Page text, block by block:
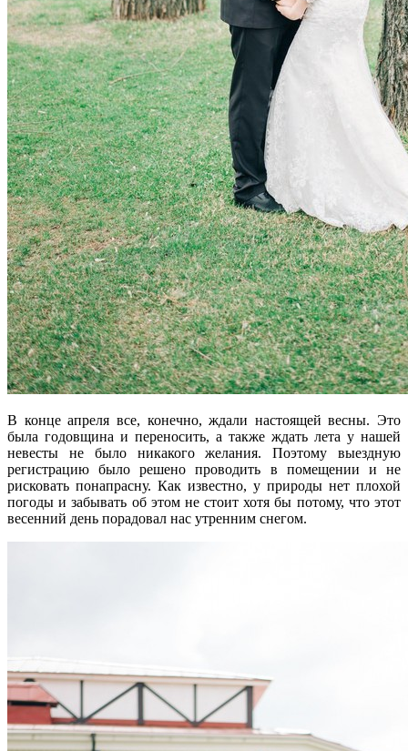
В конце апреля все, конечно, ждали настоящей весны. Это
была годовщина и переносить, а также ждать лета у нашей
невесты не было никакого желания. Поэтому выездную
регистрацию было решено проводить в помещении и не
рисковать понапрасну. Как известно, у природы нет плохой
погоды и забывать об этом не стоит хотя бы потому, что этот
весенний день порадовал нас утренним снегом.